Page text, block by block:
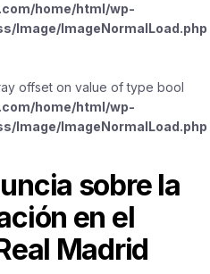
home/html/wp-
Image/ImageNormalLoad.php
offset on value of type bool
home/html/wp-
Image/ImageNormalLoad.php
sobre la
en el
Madrid